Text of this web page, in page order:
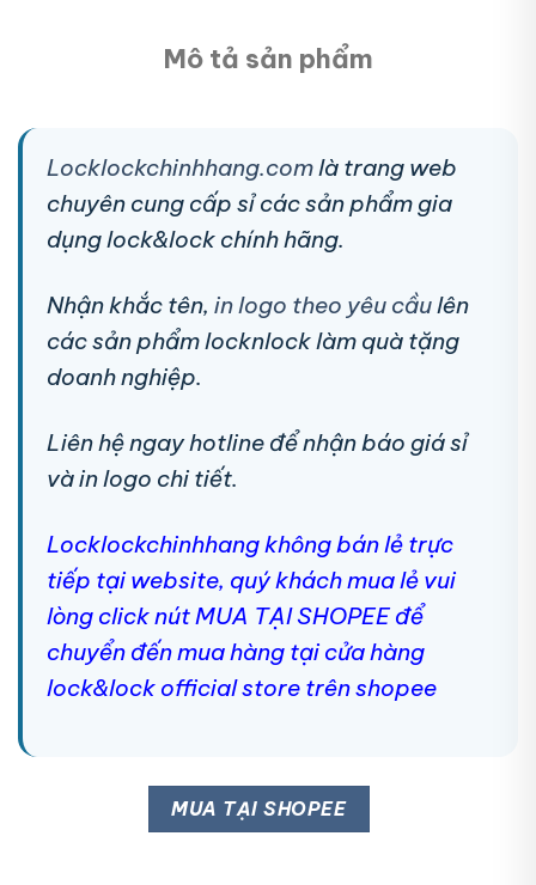
Mô tả sản phẩm
Locklockchinhhang.comlà trang web
chuyên cung cấp sỉ các sản phẩm gia
dụng lock&lock chính hãng.
Nhận khắc tên, in logo theo yêu cầulên
các sản phẩm locknlock làm quà tặng
doanh nghiệp.
Liên hệ ngay hotline để nhận báo giá sỉ
và in logo chi tiết.
Locklockchinhhang không bán lẻ trực
tiếp tại website, quý khách mua lẻ vui
lòng click nút MUA TẠI SHOPEE để
chuyển đến mua hàng tại cửa hàng
lock&lock official store trên shopee
MUA TẠI SHOPEE